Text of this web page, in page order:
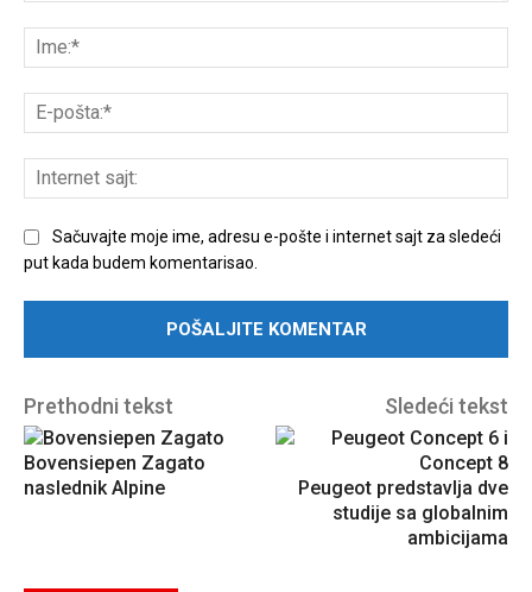
komentar:
Sačuvajte moje ime, adresu e-pošte i internet sajt za sledeći
put kada budem komentarisao.
Prethodni tekst
Bovensiepen Zagato
naslednik Alpine
Sledeći tekst
Peugeot predstavlja dve
studije sa globalnim
ambicijama